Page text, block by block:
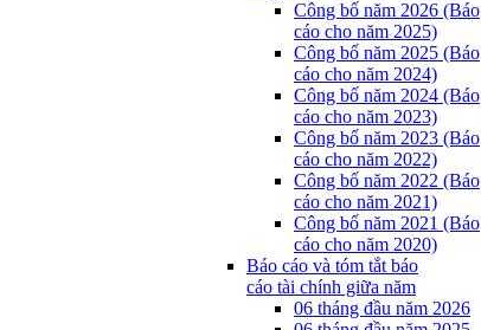
Công bố năm 2026 (Báo
cáo cho năm 2025)
Công bố năm 2025 (Báo
cáo cho năm 2024)
Công bố năm 2024 (Báo
cáo cho năm 2023)
Công bố năm 2023 (Báo
cáo cho năm 2022)
Công bố năm 2022 (Báo
cáo cho năm 2021)
Công bố năm 2021 (Báo
cáo cho năm 2020)
Báo cáo và tóm tắt báo
cáo tài chính giữa năm
06 tháng đầu năm 2026